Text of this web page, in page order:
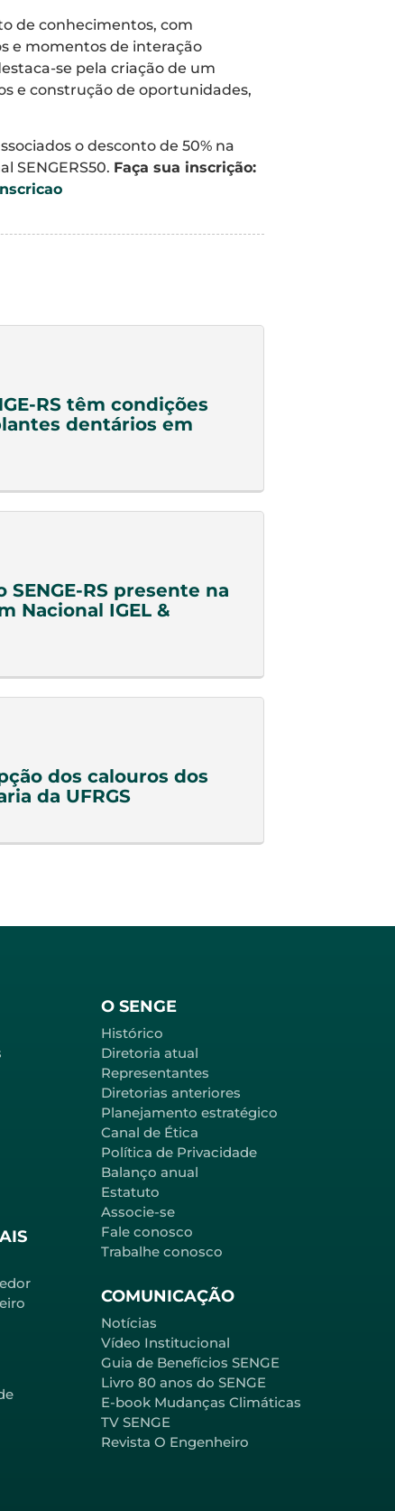
de conhecimentos, com
e momentos de interação
se pela criação de um
e construção de oportunidades,
o desconto de 50% na
SENGERS50. Faça sua inscrição:
RS têm condições
dentários em
RS presente na
Nacional IGEL &
dos calouros dos
da UFRGS
O SENGE
Histórico
Diretoria atual
Representantes
Diretorias anteriores
Planejamento estratégico
Canal de Ética
Política de Privacidade
Balanço anual
Estatuto
Associe-se
Fale conosco
Trabalhe conosco
COMUNICAÇÃO
Notícias
Vídeo Institucional
Guia de Benefícios SENGE
Livro 80 anos do SENGE
E-book Mudanças Climáticas
TV SENGE
Revista O Engenheiro